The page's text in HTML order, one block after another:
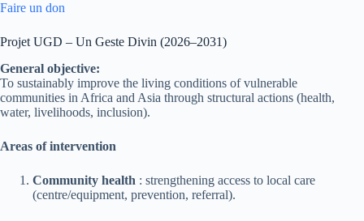
Faire un don
Projet UGD – Un Geste Divin (2026–2031)
General objective:
To sustainably improve the living conditions of vulnerable
communities in Africa and Asia through structural actions (health,
water, livelihoods, inclusion).
Areas of intervention
Community health : strengthening access to local care
(centre/equipment, prevention, referral).